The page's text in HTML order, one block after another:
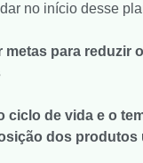
no início desse
metas para reduzir
ciclo de vida e o
dos produtos